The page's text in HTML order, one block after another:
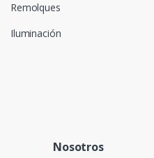
Remolques
Iluminación
Nosotros